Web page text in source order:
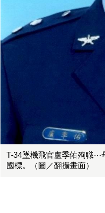
T-34墜機飛官盧季佑殉職⋯
國標。（圖／翻攝畫面）